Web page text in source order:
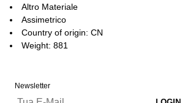
Altro Materiale
Assimetrico
Country of origin: CN
Weight: 881
Newsletter